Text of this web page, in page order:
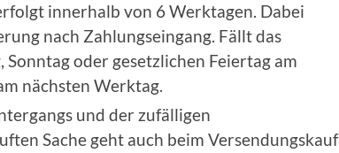
innerhalb von 6 Werktagen. Dabei
nach Zahlungseingang. Fällt das
Sonntag oder gesetzlichen Feiertag am
nächsten Werktag.
und der zufälligen
Sache geht auch beim Versendungskauf